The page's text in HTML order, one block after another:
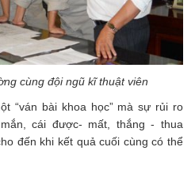
cùng đội ngũ kĩ thuật viên
“ván bài khoa học” mà sự rủi ro
cái được- mất, thắng - thua
đến khi kết quả cuối cùng có thể